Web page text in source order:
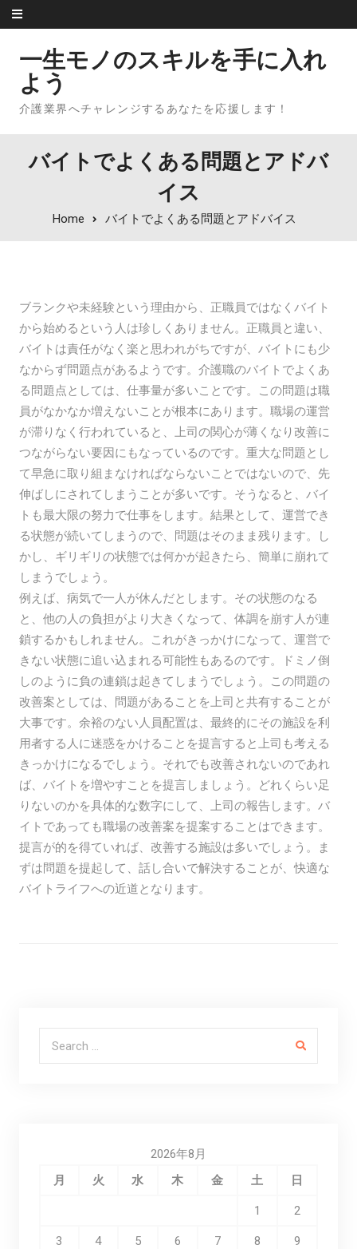
Skip to content
一生モノのスキルを手に入れ
よう
介護業界へチャレンジするあなたを応援します！
バイトでよくある問題とアドバ
イス
Home バイトでよくある問題とアドバイス
ブランクや未経験という理由から、正職員ではなくバイト
から始めるという人は珍しくありません。正職員と違い、
バイトは責任がなく楽と思われがちですが、バイトにも少
なからず問題点があるようです。介護職のバイトでよくあ
る問題点としては、仕事量が多いことです。この問題は職
員がなかなか増えないことが根本にあります。職場の運営
が滞りなく行われていると、上司の関心が薄くなり改善に
つながらない要因にもなっているのです。重大な問題とし
て早急に取り組まなければならないことではないので、先
伸ばしにされてしまうことが多いです。そうなると、バイ
トも最大限の努力で仕事をします。結果として、運営でき
る状態が続いてしまうので、問題はそのまま残ります。し
かし、ギリギリの状態では何かが起きたら、簡単に崩れて
しまうでしょう。
例えば、病気で一人が休んだとします。その状態のなる
と、他の人の負担がより大きくなって、体調を崩す人が連
鎖するかもしれません。これがきっかけになって、運営で
きない状態に追い込まれる可能性もあるのです。ドミノ倒
しのように負の連鎖は起きてしまうでしょう。この問題の
改善案としては、問題があることを上司と共有することが
大事です。余裕のない人員配置は、最終的にその施設を利
用者する人に迷惑をかけることを提言すると上司も考える
きっかけになるでしょう。それでも改善されないのであれ
ば、バイトを増やすことを提言しましょう。どれくらい足
りないのかを具体的な数字にして、上司の報告します。バ
イトであっても職場の改善案を提案することはできます。
提言が的を得ていれば、改善する施設は多いでしょう。ま
ずは問題を提起して、話し合いで解決することが、快適な
バイトライフへの近道となります。
2026年8月
月
火 水 木 金 土 日
1 2
3 4 5 6 7 8 9